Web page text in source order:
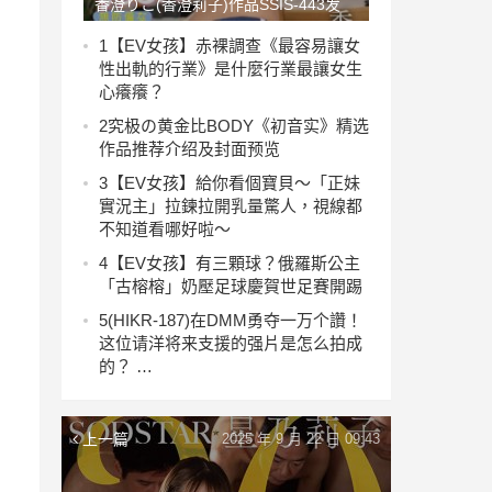
香澄りこ(香澄莉子)作品SSIS-443发
布！借住女上司家一晚「高难度体位」
顶进最深处【EV撲克下載】
1 【EV女孩】赤裸調查《最容易讓女
性出軌的行業》是什麼行業最讓女生
心癢癢？
2究极の黄金比BODY《初音实》精选
作品推荐介绍及封面预览
3 【EV女孩】給你看個寶貝～「正妹
實況主」拉鍊拉開乳量驚人，視線都
不知道看哪好啦～
4 【EV女孩】有三顆球？俄羅斯公主
「古榕榕」奶壓足球慶賀世足賽開踢
5(HIKR-187)在DMM勇夺一万个讚！
这位请洋将来支援的强片是怎么拍成
的？ …
上一篇 2025 年 9 月 22 日 09:43